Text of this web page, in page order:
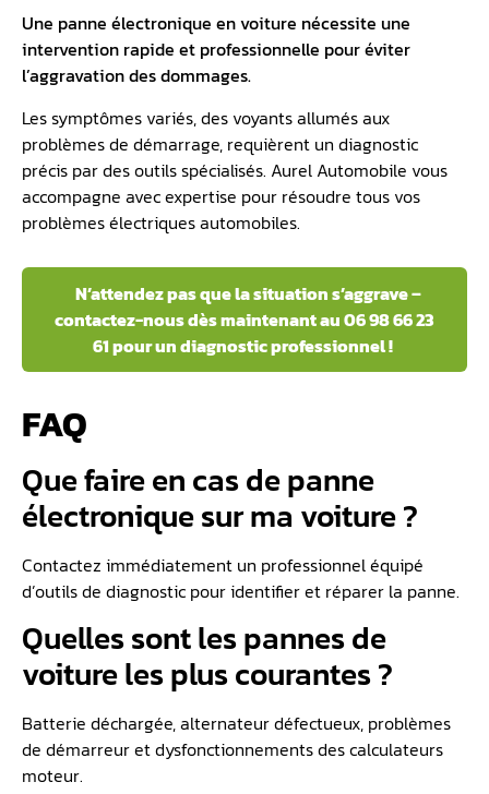
Une panne électronique en voiture nécessite une
intervention rapide et professionnelle pour éviter
l’aggravation des dommages.
Les symptômes variés, des voyants allumés aux
problèmes de démarrage, requièrent un diagnostic
précis par des outils spécialisés. Aurel Automobile vous
accompagne avec expertise pour résoudre tous vos
problèmes électriques automobiles.
N’attendez pas que la situation s’aggrave –
contactez-nous dès maintenant au 06 98 66 23
61 pour un diagnostic professionnel !
FAQ
Que faire en cas de panne
électronique sur ma voiture ?
Contactez immédiatement un professionnel équipé
d’outils de diagnostic pour identifier et réparer la panne.
Quelles sont les pannes de
voiture les plus courantes ?
Batterie déchargée, alternateur défectueux, problèmes
de démarreur et dysfonctionnements des calculateurs
moteur.